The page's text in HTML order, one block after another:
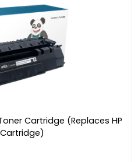
Cartridge (Replaces HP